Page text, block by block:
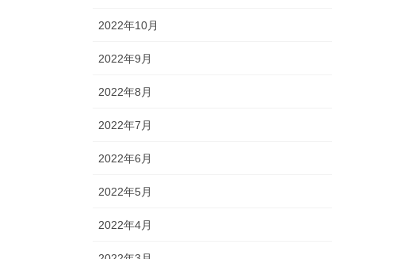
2022年10月
2022年9月
2022年8月
2022年7月
2022年6月
2022年5月
2022年4月